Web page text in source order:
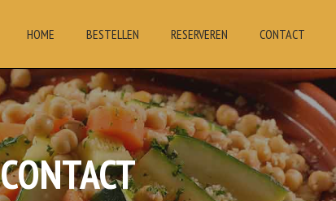
HOME BESTELLEN RESERVEREN CONTACT
CONTACT